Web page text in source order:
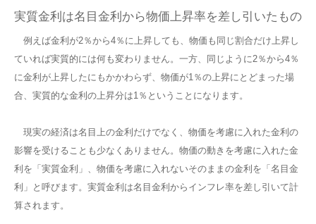
実質金利は名目金利から物価上昇率を差し引いたもの
例えば金利が2％から4％に上昇しても、物価も同じ割合だけ上昇し
ていれば実質的には何も変わりません。一方、同じように2％から4％
に金利が上昇したにもかかわらず、物価が1％の上昇にとどまった場
合、実質的な金利の上昇分は1％ということになります。
現実の経済は名目上の金利だけでなく、物価を考慮に入れた金利の
影響を受けることも少なくありません。物価の動きを考慮に入れた金
利を「実質金利」、物価を考慮に入れないそのままの金利を「名目金
利」と呼びます。実質金利は名目金利からインフレ率を差し引いて計
算されます。